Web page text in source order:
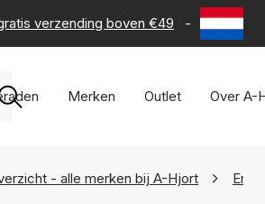
verzending boven €49 - 60 dagen
Merken Outlet Over A-
- alle merken bij A-Hjort